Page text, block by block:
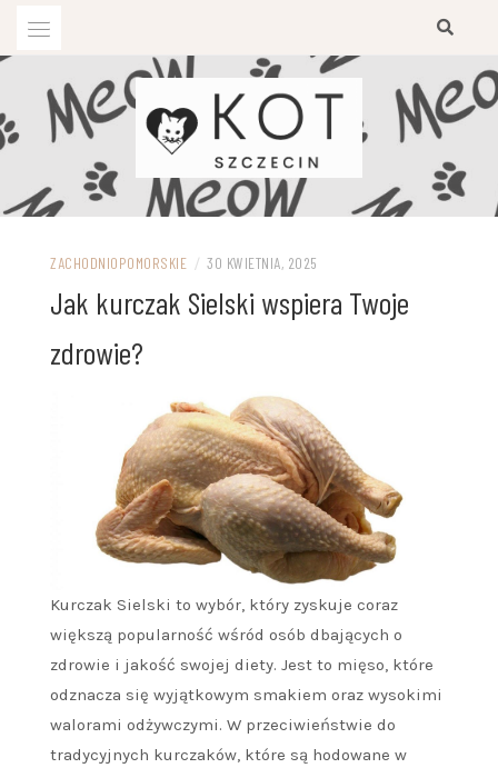
treści
ZACHODNIOPOMORSKIE / 30 KWIETNIA, 2025
Jak kurczak Sielski wspiera Twoje
zdrowie?
Kurczak Sielski to wybór, który zyskuje coraz
większą popularność wśród osób dbających o
zdrowie i jakość swojej diety. Jest to mięso, które
odznacza się wyjątkowym smakiem oraz wysokimi
walorami odżywczymi. W przeciwieństwie do
tradycyjnych kurczaków, które są hodowane w